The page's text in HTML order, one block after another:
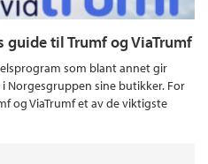
til Trumf og ViaTrumf
som blant annet gir
Norgesgruppen sine butikker. For
og ViaTrumf et av de viktigste